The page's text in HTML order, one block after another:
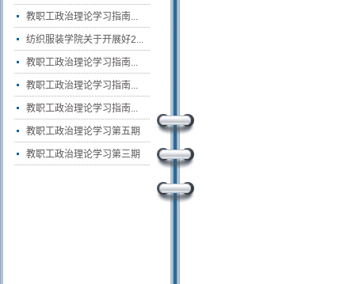
教职工政治理论学习指南...
纺织服装学院关于开展好2...
教职工政治理论学习指南...
教职工政治理论学习指南...
教职工政治理论学习指南...
教职工政治理论学习第五期
教职工政治理论学习第三期